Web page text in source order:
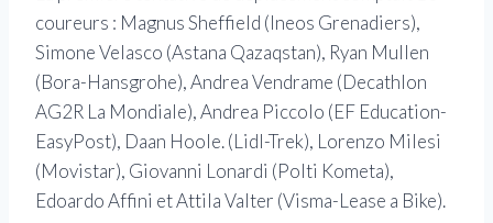
coureurs : Magnus Sheffield (Ineos Grenadiers),
Simone Velasco (Astana Qazaqstan), Ryan Mullen
(Bora-Hansgrohe), Andrea Vendrame (Decathlon
AG2R La Mondiale), Andrea Piccolo (EF Education-
EasyPost), Daan Hoole. (Lidl-Trek), Lorenzo Milesi
(Movistar), Giovanni Lonardi (Polti Kometa),
Edoardo Affini et Attila Valter (Visma-Lease a Bike).